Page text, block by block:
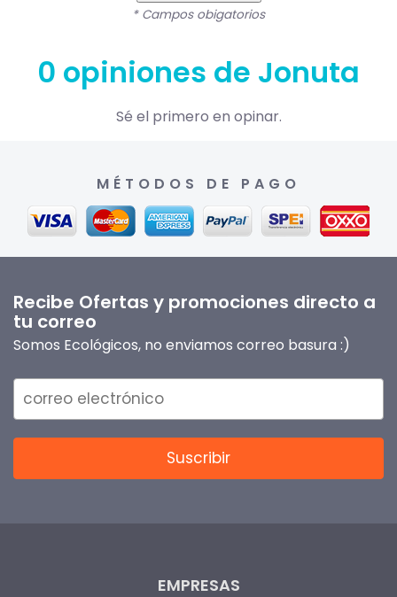
* Campos obigatorios
0 opiniones de Jonuta
Sé el primero en opinar.
MÉTODOS DE PAGO
Recibe Ofertas y promociones directo a
tu correo
Somos Ecológicos, no enviamos correo basura :)
EMPRESAS